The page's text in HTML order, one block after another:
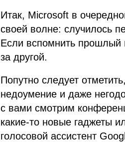
Итак, Microsoft в
своей волне: случилось
Если вспомнить прошлый
за другой.
Попутно следует
недоумение и даже
с вами смотрим
какие-то новые гаджеты
голосовой ассистент